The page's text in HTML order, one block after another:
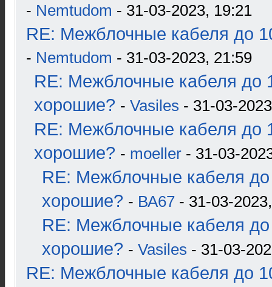
- Nemtudom - 31-03-2023, 19:21
RE: Межблочные кабеля до
- Nemtudom - 31-03-2023, 21:59
RE: Межблочные кабеля до
хорошие? - Vasiles - 31-03-
RE: Межблочные кабеля до
хорошие? - moeller - 31-03-
RE: Межблочные кабеля до
хорошие? - ВА67 - 31-03-
RE: Межблочные кабеля до
хорошие? - Vasiles - 31-03-
RE: Межблочные кабеля до